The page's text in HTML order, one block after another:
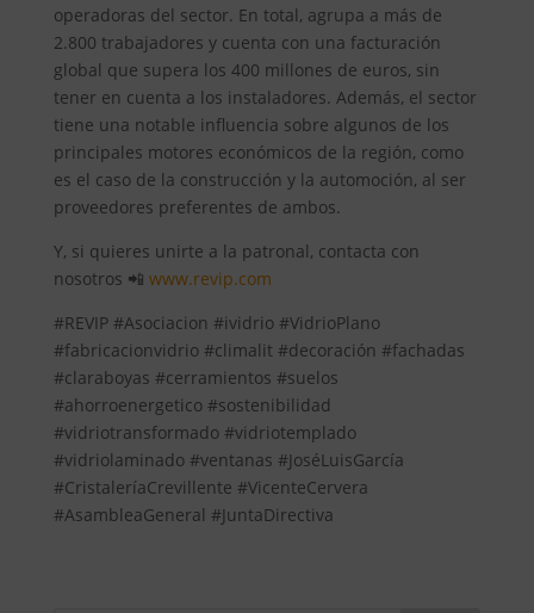
operadoras del sector. En total, agrupa a más de
2.800 trabajadores y cuenta con una facturación
global que supera los 400 millones de euros, sin
tener en cuenta a los instaladores. Además, el sector
tiene una notable influencia sobre algunos de los
principales motores económicos de la región, como
es el caso de la construcción y la automoción, al ser
proveedores preferentes de ambos.
Y, si quieres unirte a la patronal, contacta con
nosotros 📲 www.revip.com
#REVIP #Asociacion #ividrio #VidrioPlano
#fabricacionvidrio #climalit #decoración #fachadas
#claraboyas #cerramientos #suelos
#ahorroenergetico #sostenibilidad
#vidriotransformado #vidriotemplado
#vidriolaminado #ventanas #JoséLuisGarcía
#CristaleríaCrevillente #VicenteCervera
#AsambleaGeneral #JuntaDirectiva